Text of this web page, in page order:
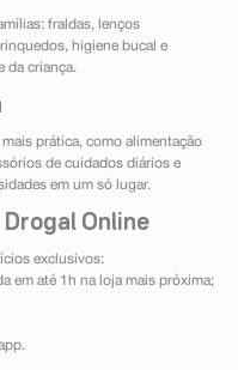
fraldas, lenços
higiene bucal e
da criança.
prática, como alimentação
de cuidados diários e
em um só lugar.
Online
exclusivos:
em até 1h na loja mais próxima;